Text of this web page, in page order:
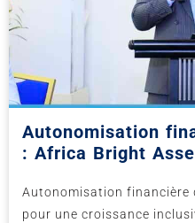
Autonomisation
: Africa Bright
Autonomisation financière
pour une croissance